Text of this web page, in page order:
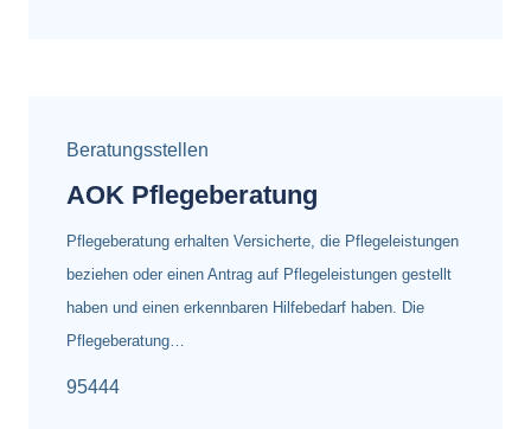
Beratungsstellen
AOK Pflegeberatung
Pflegeberatung erhalten Versicherte, die Pflegeleistungen
beziehen oder einen Antrag auf Pflegeleistungen gestellt
haben und einen erkennbaren Hilfebedarf haben. Die
Pflegeberatung…
95444